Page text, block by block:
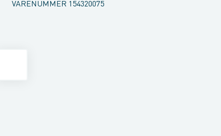
VARENUMMER 154320075